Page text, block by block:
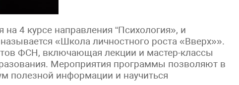
4 курсе направления “Психология», и
«Школа личностного роста «Вверх»».
ФСН, включающая лекции и мастер-классы
Мероприятия программы позволяют в
полезной информации и научиться